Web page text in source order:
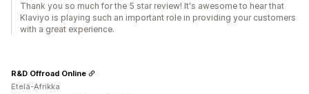
Thank you so much for the 5 star review! It's awesome to hear that
Klaviyo is playing such an important role in providing your customers
with a great experience.
R&D Offroad Online
Etelä-Afrikka